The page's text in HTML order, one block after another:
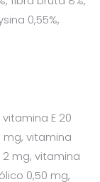
0,55%,
E 20
mg, vitamina
2 mg, vitamina
0,50 mg,